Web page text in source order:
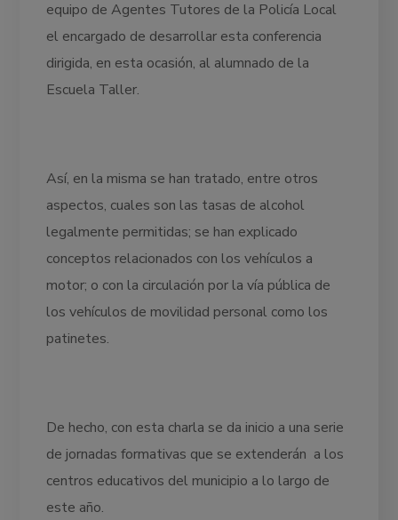
equipo de Agentes Tutores de la Policía Local
el encargado de desarrollar esta conferencia
dirigida, en esta ocasión, al alumnado de la
Escuela Taller.
Así, en la misma se han tratado, entre otros
aspectos, cuales son las tasas de alcohol
legalmente permitidas; se han explicado
conceptos relacionados con los vehículos a
motor; o con la circulación por la vía pública de
los vehículos de movilidad personal como los
patinetes.
De hecho, con esta charla se da inicio a una serie
de jornadas formativas que se extenderán a los
centros educativos del municipio a lo largo de
este año.